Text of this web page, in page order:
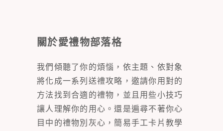
關於愛禮物部落格
我們傾聽了你的煩惱，依主題、依對象
將化成一系列送禮攻略，邀請你用對的
方法找到合適的禮物，並且用些小技巧
讓人理解你的用心。還是遍尋不著你心
目中的禮物別灰心，簡易手工卡片教學